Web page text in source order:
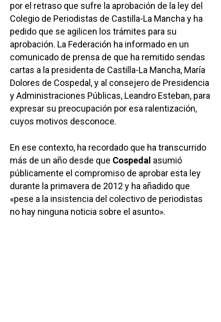
por el retraso que sufre la aprobación de la ley del
Colegio de Periodistas de Castilla-La Mancha y ha
pedido que se agilicen los trámites para su
aprobación. La Federación ha informado en un
comunicado de prensa de que ha remitido sendas
cartas a la presidenta de Castilla-La Mancha, María
Dolores de Cospedal, y al consejero de Presidencia
y Administraciones Públicas, Leandro Esteban, para
expresar su preocupación por esa ralentización,
cuyos motivos desconoce.
En ese contexto, ha recordado que ha transcurrido
más de un año desde que Cospedal asumió
públicamente el compromiso de aprobar esta ley
durante la primavera de 2012 y ha añadido que
«pese a la insistencia del colectivo de periodistas
no hay ninguna noticia sobre el asunto».